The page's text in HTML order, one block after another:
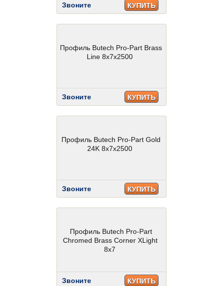
Звоните КУПИТЬ
Профиль Butech Pro-Part Brass
Line 8x7x2500
Звоните КУПИТЬ
Профиль Butech Pro-Part Gold
24K 8x7x2500
Звоните КУПИТЬ
Профиль Butech Pro-Part
Chromed Brass Corner XLight
8x7
Звоните КУПИТЬ